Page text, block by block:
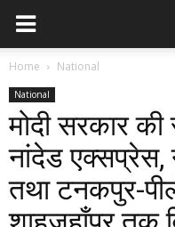
Home National
National
मोदी सरकार
नांदेड
तथा टनकपुर-